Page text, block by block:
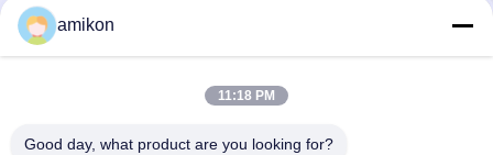
amikon
11:18 PM
Good day, what product are you looking for?